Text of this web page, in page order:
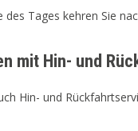
des Tages kehren Sie
mit Hin- und
Hin- und